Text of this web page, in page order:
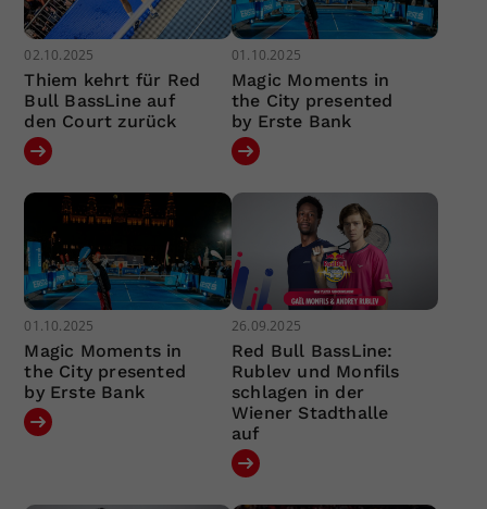
02.10.2025
Thiem kehrt für Red
Bull BassLine auf
den Court zurück
01.10.2025
Magic Moments in
the City presented
by Erste Bank
01.10.2025
Magic Moments in
the City presented
by Erste Bank
26.09.2025
Red Bull BassLine:
Rublev und Monfils
schlagen in der
Wiener Stadthalle
auf